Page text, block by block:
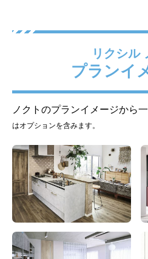
人造大理石トップ ベーシ
ックホワイト
キッチン水栓
リクシル
プランイ
ノクトのプランイメージから
はオプションを含みます。